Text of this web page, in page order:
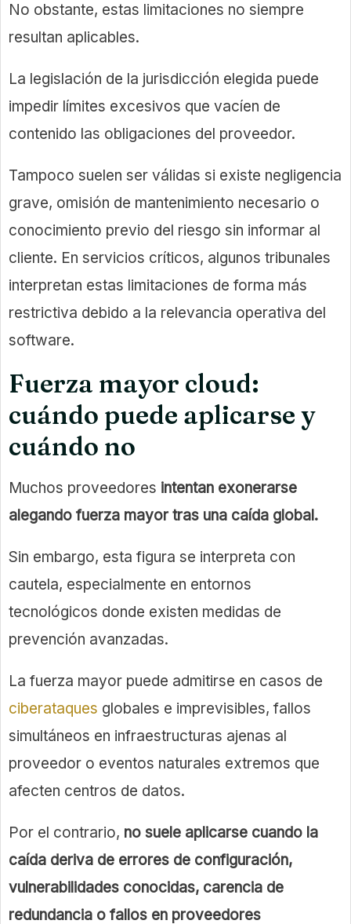
No obstante, estas limitaciones no siempre
resultan aplicables.
La legislación de la jurisdicción elegida puede
impedir límites excesivos que vacíen de
contenido las obligaciones del proveedor.
Tampoco suelen ser válidas si existe negligencia
grave, omisión de mantenimiento necesario o
conocimiento previo del riesgo sin informar al
cliente. En servicios críticos, algunos tribunales
interpretan estas limitaciones de forma más
restrictiva debido a la relevancia operativa del
software.
Fuerza mayor cloud:
cuándo puede aplicarse y
cuándo no
Muchos proveedores intentan exonerarse
alegando fuerza mayor tras una caída global.
Sin embargo, esta figura se interpreta con
cautela, especialmente en entornos
tecnológicos donde existen medidas de
prevención avanzadas.
La fuerza mayor puede admitirse en casos de
ciberataques globales e imprevisibles, fallos
simultáneos en infraestructuras ajenas al
proveedor o eventos naturales extremos que
afecten centros de datos.
Por el contrario, no suele aplicarse cuando la
caída deriva de errores de configuración,
vulnerabilidades conocidas, carencia de
redundancia o fallos en proveedores